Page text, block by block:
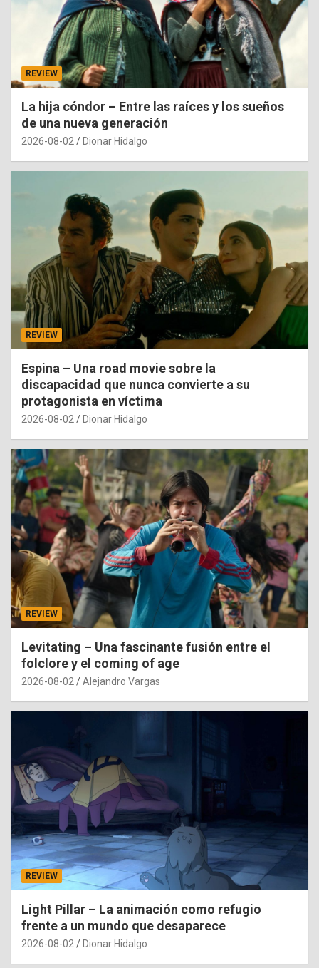
REVIEW
La hija cóndor – Entre las raíces y los sueños
de una nueva generación
2026-08-02 Dionar Hidalgo
REVIEW
Espina – Una road movie sobre la
discapacidad que nunca convierte a su
protagonista en víctima
2026-08-02 Dionar Hidalgo
REVIEW
Levitating – Una fascinante fusión entre el
folclore y el coming of age
2026-08-02 Alejandro Vargas
REVIEW
Light Pillar – La animación como refugio
frente a un mundo que desaparece
2026-08-02 Dionar Hidalgo